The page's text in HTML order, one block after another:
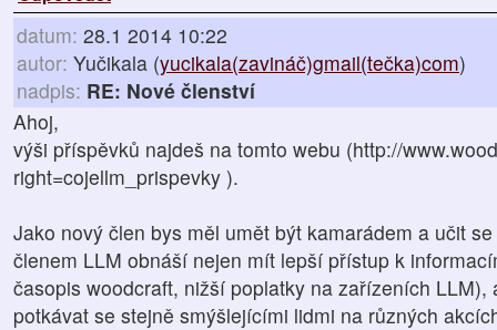
datum: 28.1 2014 10:22
autor: Yučikala (yucikala(zavináč)gmail(tečka)com)
nadpis: RE: Nové členství
Ahoj,
výši příspěvků najdeš na tomto webu (http://
right=cojellm_prispevky ).
Jako nový člen bys měl umět být kamarádem a učit
členem LLM obnáší nejen mít lepší přístup k
časopis woodcraft, nižší poplatky na zařízeních LLM),
potkávat se stejně smýšlejícími lidmi na různých